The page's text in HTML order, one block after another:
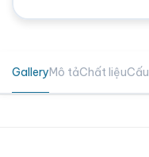
GalleryMô tảChất liệu